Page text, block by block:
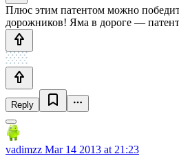
Плюс этим патентом можно
дорожников! Яма в дороге —
Reply
vadimzz Mar 14 2013 at 21:23